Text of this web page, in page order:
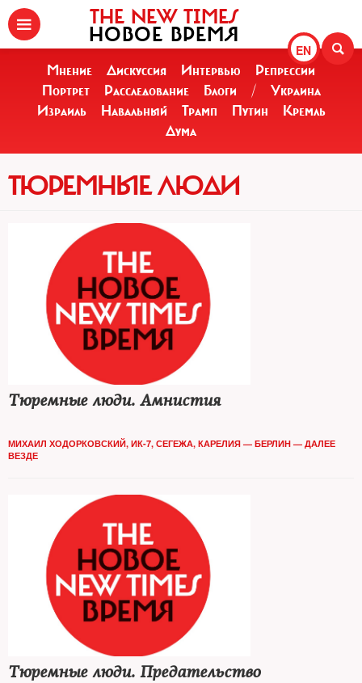
EN
THE NEW TIMES
НОВОЕ ВРЕМЯ
Мнение Дискуссия Интервью
Репрессии
Портрет
Расследование Блоги /
Украина
Израиль
Навальный Трамп Путин
Кремль
Дума
ТЮРЕМНЫЕ ЛЮДИ
Тюремные люди. Амнистия
МИХАИЛ ХОДОРКОВСКИЙ, ИК-7, СЕГЕЖА, КАРЕЛИЯ — БЕРЛИН — ДАЛЕЕ
ВЕЗДЕ
Тюремные люди. Предательство